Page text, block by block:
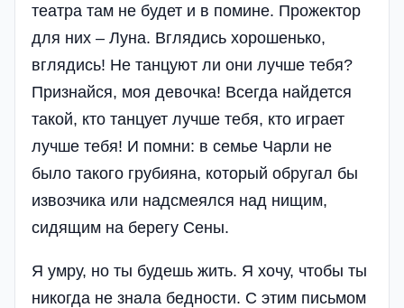
театра там не будет и в помине. Прожектор
для них – Луна. Вглядись хорошенько,
вглядись! Не танцуют ли они лучше тебя?
Признайся, моя девочка! Всегда найдется
такой, кто танцует лучше тебя, кто играет
лучше тебя! И помни: в семье Чарли не
было такого грубияна, который обругал бы
извозчика или надсмеялся над нищим,
сидящим на берегу Сены.
Я умру, но ты будешь жить. Я хочу, чтобы ты
никогда не знала бедности. С этим письмом